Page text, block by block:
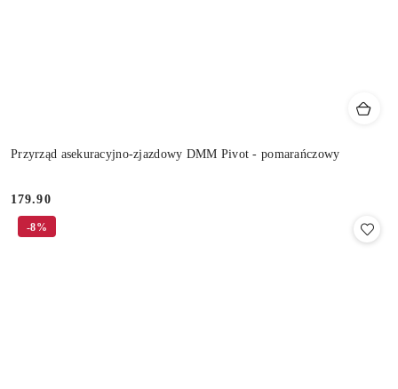
Przyrząd asekuracyjno-zjazdowy DMM Pivot - pomarańczowy
Cena:
179.90
-8%